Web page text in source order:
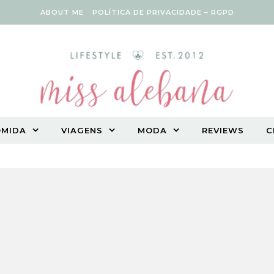
ABOUT ME POLÍTICA DE PRIVACIDADE – RGPD
VIAGENS MODA REVIEWS